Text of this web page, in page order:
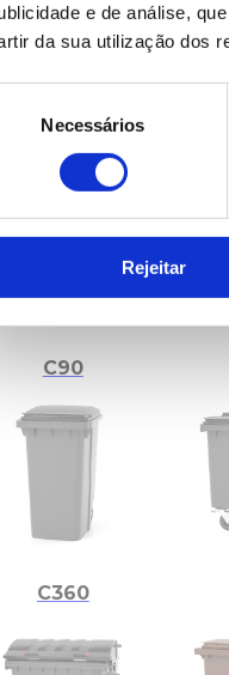
e de análise,
da sua utilização dos
Necessários
Rejeitar
modelo
diferentes
C90
C360